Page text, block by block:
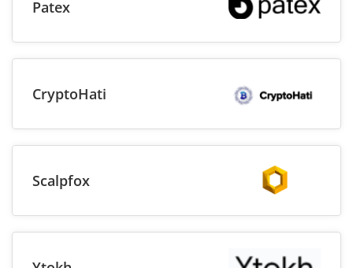
Patex
CryptoHati
Scalpfox